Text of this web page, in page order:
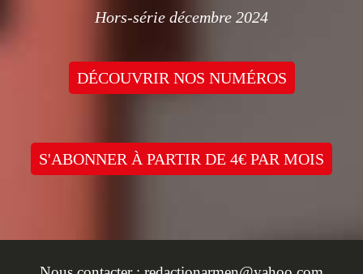
Hors-série décembre 2024
DÉCOUVRIR NOS NUMÉROS
S'ABONNER À PARTIR DE 4€ PAR MOIS